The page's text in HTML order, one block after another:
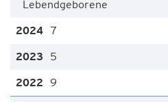
Lebendgeborene
7
5
9